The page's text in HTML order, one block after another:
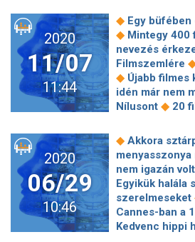
legdurvább
színházba
Csíksomolyói
koncertekkel
búcsúztatják
Győző és a 30
Egy istenadta
tetoválással a
◆ 10 dolog,
Ikrekről
2020
11/07
11:44
◆ Egy
◆ Mintegy 400
nevezés
Filmszemlére
◆ Újabb filmes
idén már nem
Nílusont ◆ 20
Vezércsel
Tom Holland
képet a
full maszkban!
hal meg” – A
gyilkosság,
Könyvajánló
◆
2020
06/29
10:46
◆ Akkora
nem igazán
Egyikük halála
szerelmeseket
Cannes-ban a
Kedvenc hippi